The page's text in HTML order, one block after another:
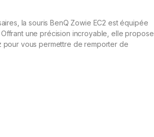
la souris BenQ Zowie EC2 est équipée
une précision incroyable, elle propose
pour vous permettre de remporter de